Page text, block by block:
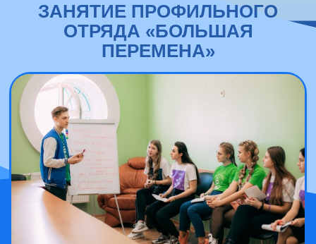
ЗАНЯТИЕ ПРОФИЛЬНОГО
ОТРЯДА «БОЛЬШАЯ
ПЕРЕМЕНА»